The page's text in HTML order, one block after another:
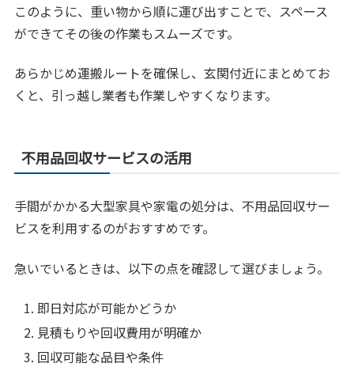
このように、重い物から順に運び出すことで、スペース
ができてその後の作業もスムーズです。
あらかじめ運搬ルートを確保し、玄関付近にまとめてお
くと、引っ越し業者も作業しやすくなります。
不用品回収サービスの活用
手間がかかる大型家具や家電の処分は、不用品回収サー
ビスを利用するのがおすすめです。
急いでいるときは、以下の点を確認して選びましょう。
即日対応が可能かどうか
見積もりや回収費用が明確か
回収可能な品目や条件